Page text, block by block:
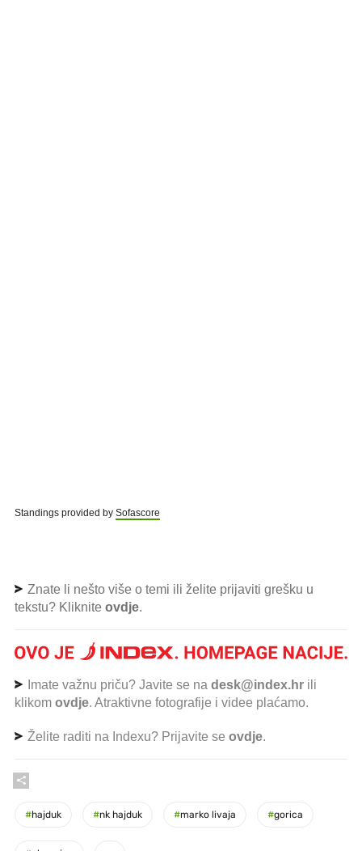
Standings provided by Sofascore
Znate li nešto više o temi ili želite prijaviti grešku u
tekstu? Kliknite ovdje.
Imate važnu priču? Javite se na desk@index.hr ili
klikom ovdje. Atraktivne fotografije i videe plaćamo.
Želite raditi na Indexu? Prijavite se ovdje.
#hajduk #nk hajduk #marko livaja #gorica